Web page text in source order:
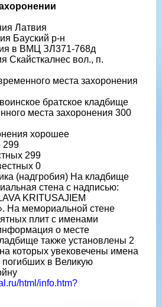
Латвия
Бауский р-н
в ВМЦ ЗЛ371-768д
Скайсткалнес вол., п.
места захоронения
братское кладбище
места захоронения 300
хорошее
299
299
0
(надгробия) На кладбище
стена с надписью:
KRITUSAJIEM
На мемориальной стене
плит с именами
о месте
также установлены 2
которых увековечены имена
в Великую
html/info.htm?